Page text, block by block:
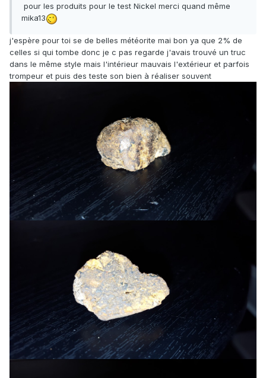
pour les produits pour le test Nickel merci quand même
mika13
j'espère pour toi se de belles météorite mai bon ya que 2% de
celles si qui tombe donc je c pas regarde j'avais trouvé un truc
dans le même style mais l'intérieur mauvais l'extérieur et parfois
trompeur et puis des teste son bien à réaliser souvent